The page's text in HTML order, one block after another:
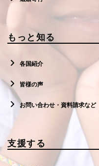
もっと知る
各国紹介
皆様の声
お問い合わせ・資料請求など
支援する